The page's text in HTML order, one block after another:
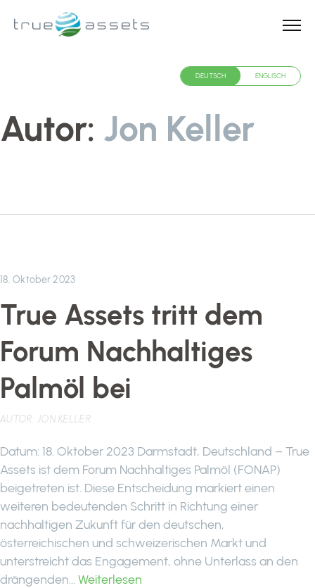
DEUTSCH ENGLISCH
Autor: Jon Keller
18. Oktober 2023
True Assets tritt dem
Forum Nachhaltiges
Palmöl bei
AUTOR:JON KELLER
Datum: 18. Oktober 2023 Darmstadt, Deutschland – True
Assets ist dem Forum Nachhaltiges Palmöl (FONAP)
beigetreten ist. Diese Entscheidung markiert einen
weiteren bedeutenden Schritt in Richtung einer
nachhaltigen Zukunft für den deutschen,
österreichischen und schweizerischen Markt und
unterstreicht das Engagement, ohne Unterlass an den
drängenden… Weiterlesen